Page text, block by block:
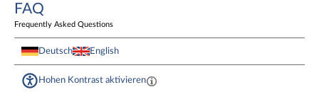
FAQ
Frequently Asked Questions
Deutsch English
Hohen Kontrast aktivieren